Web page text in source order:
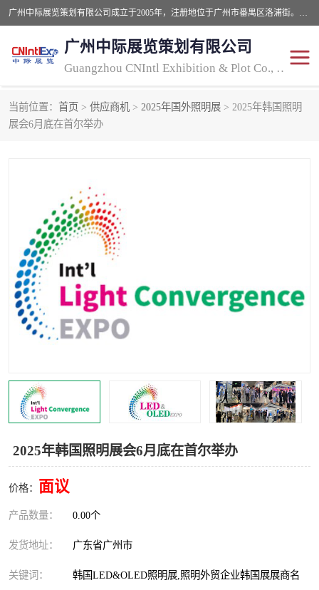
广州中际展览策划有限公司成立于2005年，注册地位于广州市番禺区洛浦街。经营范围包括会议及展览服务，大型活动组织策划服务，展台设计服务，广告业等；主要从事国外广告、标识、印花、LED、照明、光电、灯光、音响、视听、电子展览会等，展位预定-展品运输-签证-行程安排-补贴一站式服务。
广州中际展览策划有限公司
Guangzhou CNIntl Exhibition & Plot Co., Ltd.
当前位置： 首页 > 供应商机 > 2025年国外照明展 > 2025年韩国照明
展会6月底在首尔举办
2025年韩国照明展会6月底在首尔举办
价格： 面议
产品数量： 0.00个
发货地址： 广东省广州市
关键词：
韩国LED&OLED照明展,照明外贸企业韩国展展商名
2025年国外照明展
2025年国外广告标识展